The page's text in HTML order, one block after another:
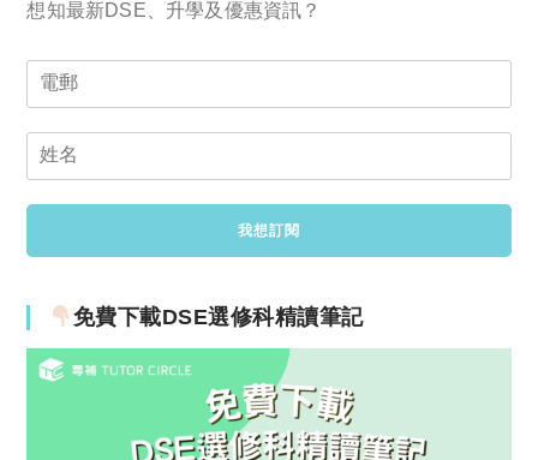
想知最新DSE、升學及優惠資訊？
免費下載DSE選修科精讀筆記